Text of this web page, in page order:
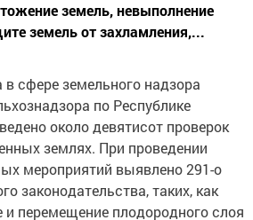
земель, невыполнение
земель от захламления,...
сфере земельного надзора
по Республике
около девятисот проверок
землях. При проведении
мероприятий выявлено 291-о
законодательства, таких, как
и перемещение плодородного слоя